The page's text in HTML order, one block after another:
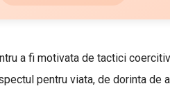
a fi motivata de tactici
pentru viata, de dorinta de